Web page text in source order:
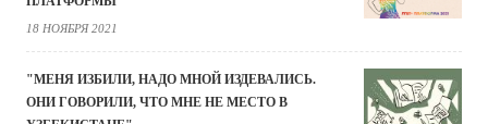
18 НОЯБРЯ 2021
"МЕНЯ ИЗБИЛИ, НАДО МНОЙ ИЗДЕВАЛИСЬ.
ОНИ ГОВОРИЛИ, ЧТО МНЕ НЕ МЕСТО В